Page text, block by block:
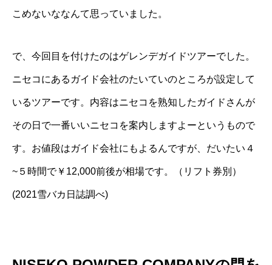
こめないななんて思っていました。
で、今回目を付けたのはゲレンデガイドツアーでした。
ニセコにあるガイド会社のたいていのところが設定して
いるツアーです。内容はニセコを熟知したガイドさんが
その日で一番いいニセコを案内しますよーというもので
す。お値段はガイド会社にもよるんですが、だいたい４
~５時間で￥12,000前後が相場です。（リフト券別）
(2021雪バカ日誌調べ)